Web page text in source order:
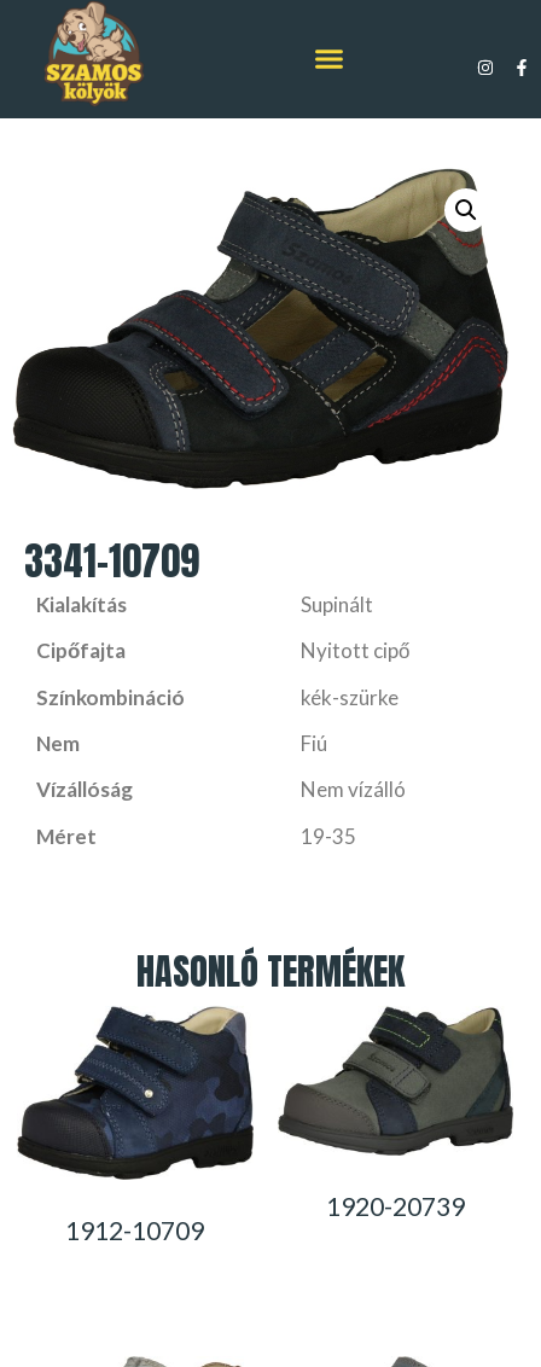
3341-10709
Kialakítás
Supinált
Cipőfajta
Nyitott cipő
Színkombináció
kék-szürke
Nem
Fiú
Vízállóság
Nem vízálló
Méret
19-35
HASONLÓ TERMÉKEK
1912-10709
1920-20739